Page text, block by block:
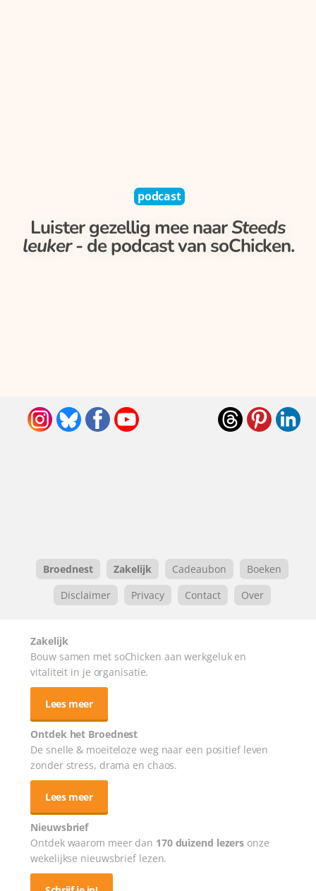
podcast
Luister gezellig mee naarSteeds
leuker- de podcast van soChicken.
Broednest Zakelijk Cadeaubon
Boeken
Disclaimer
Privacy Contact Over
Zakelijk
Bouw samen met soChicken aan werkgeluk en
vitaliteit in je organisatie.
Lees meer
Ontdek het Broednest
De snelle & moeiteloze weg naar een positief leven
zonder stress, drama en chaos.
Lees meer
Nieuwsbrief
Ontdek waarom meer dan 170 duizend lezers onze
wekelijkse nieuwsbrief lezen.